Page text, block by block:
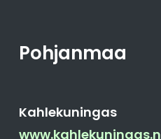
Pohjanmaa
Kahlekuningas